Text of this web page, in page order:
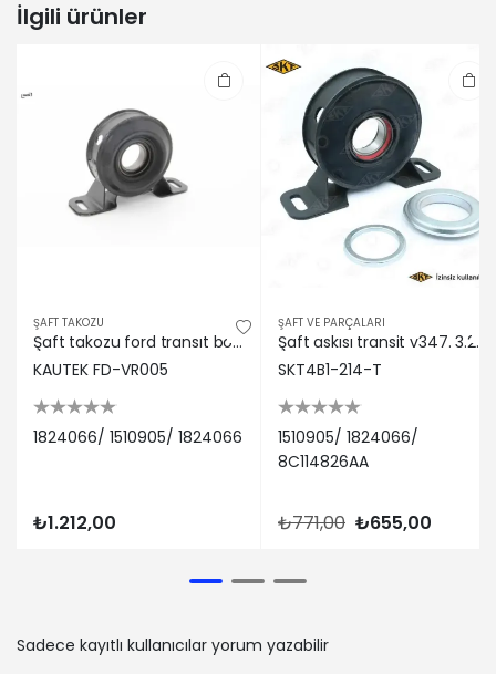
İlgili ürünler
ŞAFT TAKOZU
Şaft takozu ford transıt box fa 2006-2014 kautek 1824066/ 1510905/ 1824066
KAUTEK FD-VR005
1824066/ 1510905/ 1824066
₺1.212,00
ŞAFT VE PARÇALARI
Şaft askısı transit v347. 3.2motor. 200ps 06 merkezden kaçık tip-çap 35 rulmanlı skt rulmanlı 1510905/ 1824066/ 8c114826aa
SKT4B1-214-T
1510905/ 1824066/
8C114826AA
₺771,00 ₺655,00
Sadece kayıtlı kullanıcılar yorum yazabilir